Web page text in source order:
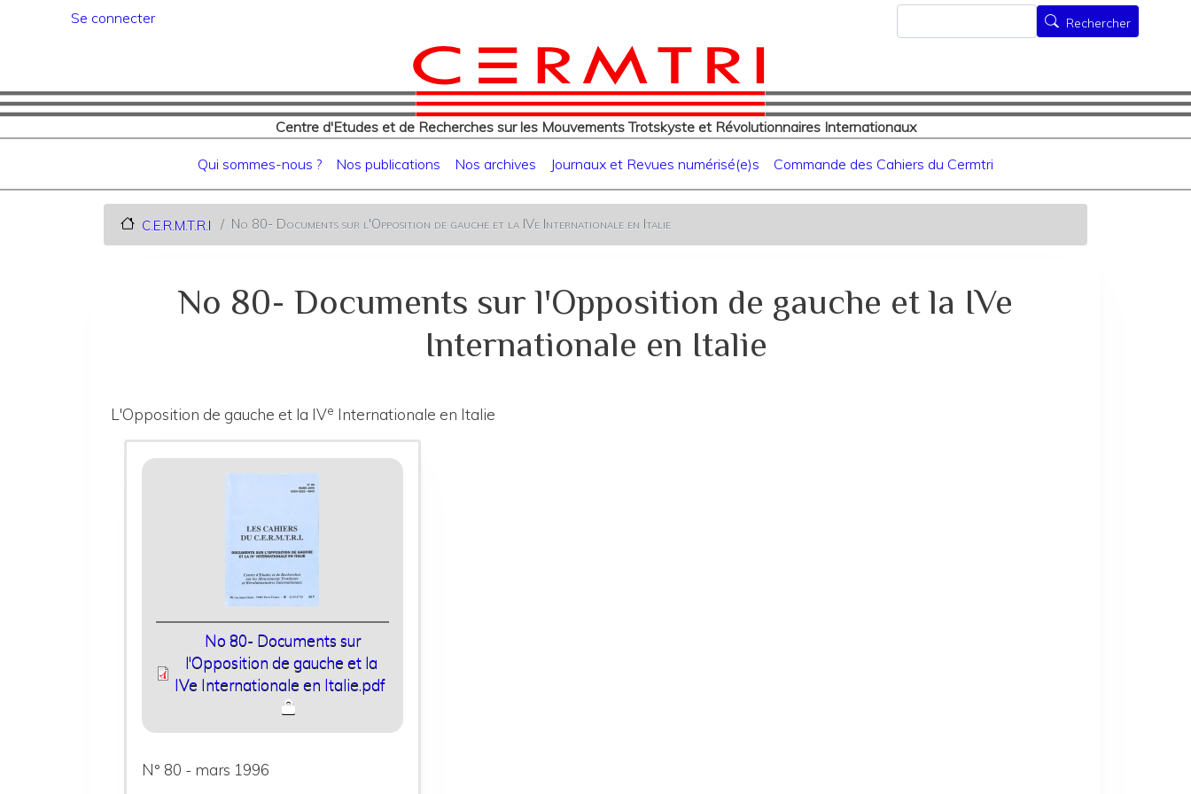
contenu
principal
Menu du compte de l'utilisateur
Se connecter
Centre d'Etudes et de Recherches sur les Mouvements Trotskyste et Révolutionnaires Internationaux
Rechercher
Rechercher
Navigation principale
Qui sommes-nous ? Nos publications Nos archives Journaux et Revues numérisé(e)s Commande des Cahiers du Cermtri
C.E.R.M.T.R.I No 80- Documents sur l'Opposition de gauche et la IVe Internationale en Italie
No 80- Documents sur l'Opposition de gauche et la IVe
Internationale en Italie
L'Opposition de gauche et la IVe Internationale en Italie
No 80- Documents sur
l'Opposition de gauche et la
IVe Internationale en Italie.pdf
N° 80 - mars 1996